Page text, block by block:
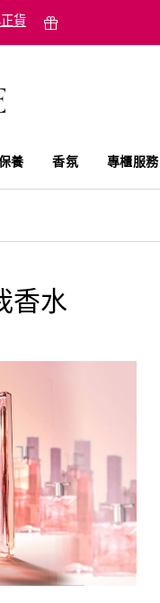
貨
養 香氛 專櫃服務
香水